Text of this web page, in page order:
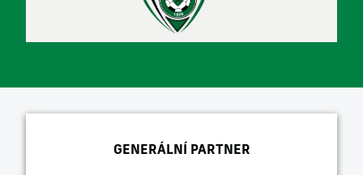
GENERÁLNÍ PARTNER